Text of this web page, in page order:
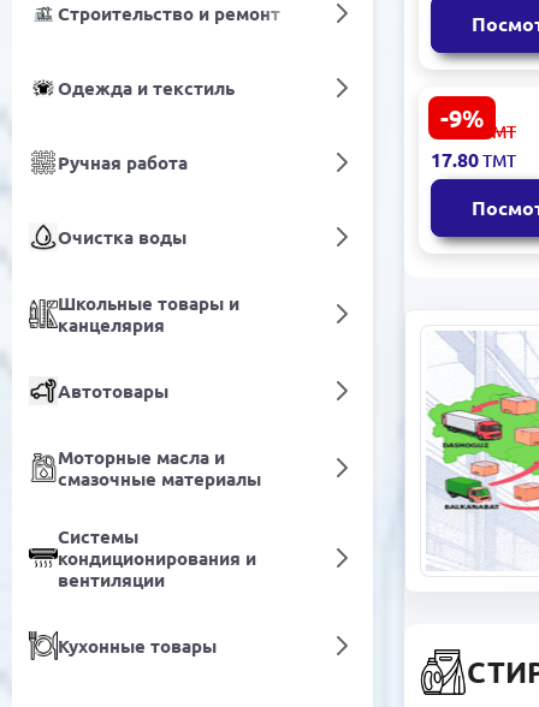
Строительство и ремонт
Одежда и текстиль
Ручная работа
Очистка воды
Школьные товары и
канцелярия
Автотовары
Моторные масла и
смазочные материалы
Системы
кондиционирования и
вентиляции
Кухонные товары
-9%
SAP
Бумага
6 м пищевая
19.60ТМТ
17.80ТМТ